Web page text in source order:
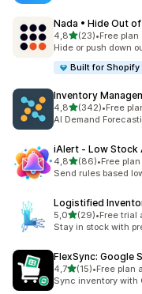
Nada • Hide Out
4,8/ 5 tähteä
(23)
23 arvostelua
•Free
Hide or push down
Built for Shopify
Inventory
4,8/ 5 tähteä
(342)
342 arvostelua
•Free
AI Demand
iAlert ‑ Low Stock
4,8/ 5 tähteä
(86)
86 arvostelua
•Free
Send rules based
Logistified
5,0/ 5 tähteä
(29)
29 arvostelua
•Free trial
Stay in stock with
FlexSync: Google
4,7/ 5 tähteä
(15)
15 arvostelua
•Free plan
Sync inventory with